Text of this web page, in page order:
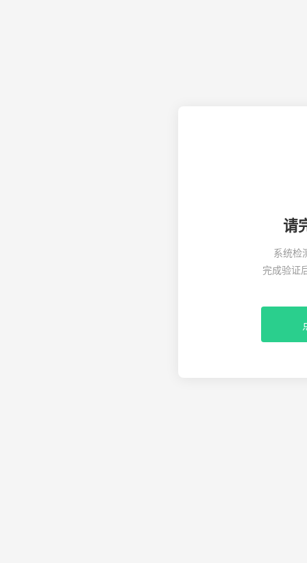
请
系统检
完成验证